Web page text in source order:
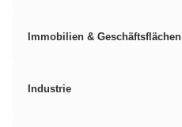
Immobilien & Geschäftsflächen
Industrie